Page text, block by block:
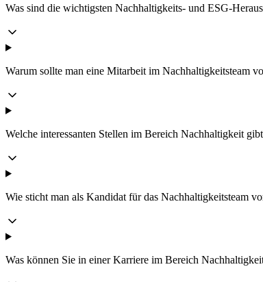
Was sind die wichtigsten Nachhaltigkeits- und ESG-
Warum sollte man eine Mitarbeit im Nachhaltigkeitsteam
Welche interessanten Stellen im Bereich Nachhaltigkeit
Wie sticht man als Kandidat für das Nachhaltigkeitsteam
Was können Sie in einer Karriere im Bereich